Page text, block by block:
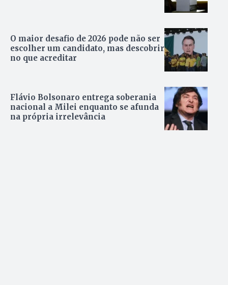
O maior desafio de 2026 pode não ser
escolher um candidato, mas descobrir
no que acreditar
Flávio Bolsonaro entrega soberania
nacional a Milei enquanto se afunda
na própria irrelevância